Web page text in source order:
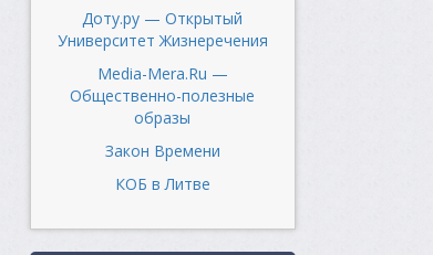
Доту.ру — Открытый
Университет Жизнеречения
Media-Mera.Ru —
Общественно-полезные
образы
Закон Времени
КОБ в Литве